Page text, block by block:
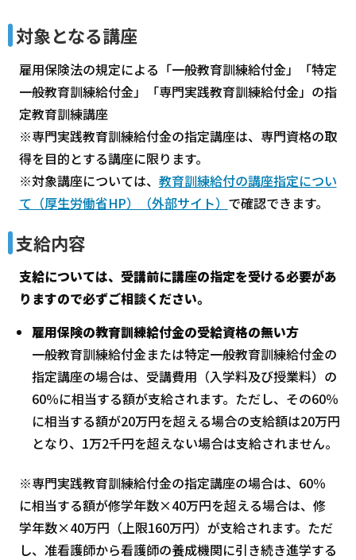
対象となる講座
雇用保険法の規定による「一般教育訓練給付金」「特定
一般教育訓練給付金」「専門実践教育訓練給付金」の指
定教育訓練講座
※専門実践教育訓練給付金の指定講座は、専門資格の取
得を目的とする講座に限ります。
※対象講座については、 教育訓練給付の講座指定につい
て（厚生労働省HP）（外部サイト） で確認できます。
支給内容
支給については、受講前に講座の指定を受ける必要があ
りますので必ずご相談ください。
雇用保険の教育訓練給付金の受給資格の無い方
一般教育訓練給付金または特定一般教育訓練給付金の
指定講座の場合は、受講費用（入学料及び授業料）の
60％に相当する額が支給されます。ただし、その60％
に相当する額が20万円を超える場合の支給額は20万円
となり、1万2千円を超えない場合は支給されません。
※専門実践教育訓練給付金の指定講座の場合は、60％
に相当する額が修学年数×40万円を超える場合は、修
学年数×40万円（上限160万円）が支給されます。ただ
し、准看護師から看護師の養成機関に引き続き進学する